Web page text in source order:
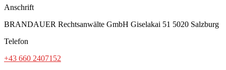
Anschrift
BRANDAUER Rechtsanwälte GmbH Giselakai 51 5020 Salzburg
Telefon
+43 660 2407152